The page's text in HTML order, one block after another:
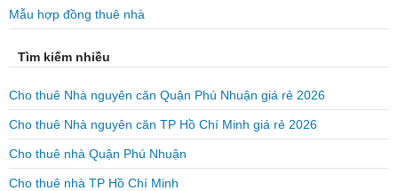
Mẫu hợp đồng thuê nhà
Tìm kiếm nhiều
Cho thuê Nhà nguyên căn Quận Phú Nhuận giá rẻ 2026
Cho thuê Nhà nguyên căn TP Hồ Chí Minh giá rẻ 2026
Cho thuê nhà Quận Phú Nhuận
Cho thuê nhà TP Hồ Chí Minh